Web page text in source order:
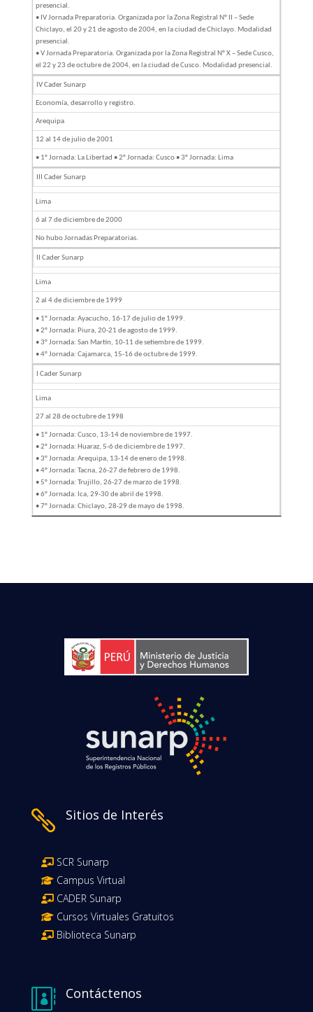
presencial.
• IV Jornada Preparatoria. Organizada por la Zona Registral N° II – Sede
Chiclayo, el 20 y 21 de agosto de 2004, en la ciudad de Chiclayo. Modalidad
presencial.
• V Jornada Preparatoria. Organizada por la Zona Registral N° X – Sede Cusco,
el 22 y 23 de octubre de 2004, en la ciudad de Cusco. Modalidad presencial.
IV Cader Sunarp
Economía, desarrollo y registro.
Arequipa
12 al 14 de julio de 2001
• 1° Jornada: La Libertad • 2° Jornada: Cusco • 3° Jornada: Lima
III Cader Sunarp
Lima
6 al 7 de diciembre de 2000
No hubo Jornadas Preparatorias.
II Cader Sunarp
Lima
2 al 4 de diciembre de 1999
• 1° Jornada: Ayacucho, 16-17 de julio de 1999.
• 2° Jornada: Piura, 20-21 de agosto de 1999.
• 3° Jornada: San Martín, 10-11 de setiembre de 1999.
• 4° Jornada: Cajamarca, 15-16 de octubre de 1999.
I Cader Sunarp
Lima
27 al 28 de octubre de 1998
• 1° Jornada: Cusco, 13-14 de noviembre de 1997.
• 2° Jornada: Huaraz, 5-6 de diciembre de 1997.
• 3° Jornada: Arequipa, 13-14 de enero de 1998.
• 4° Jornada: Tacna, 26-27 de febrero de 1998.
• 5° Jornada: Trujillo, 26-27 de marzo de 1998.
• 6° Jornada: Ica, 29-30 de abril de 1998.
• 7° Jornada: Chiclayo, 28-29 de mayo de 1998.
 Sitios de Interés
SCR Sunarp
Campus Virtual
CADER Sunarp
Cursos Virtuales Gratuitos
Biblioteca Sunarp
 Contáctenos